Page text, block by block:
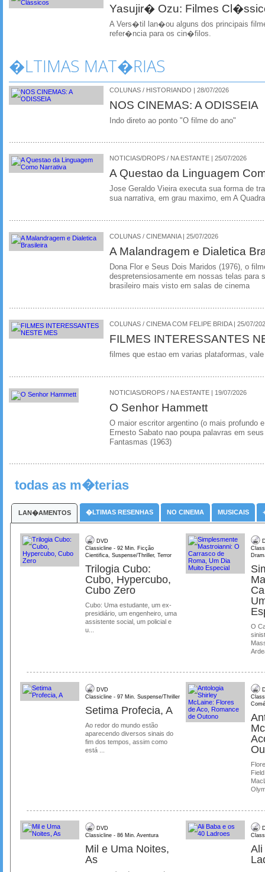
Yasujir� Ozu: Filmes
A Vers�til lan�ou alguns dos principais
refer�ncia para os cin�filos.
�LTIMAS MAT�RIAS
COLUNAS / HISTORIANDO | 28/07/2026
NOS CINEMAS: A ODISSEIA
Indo direto ao ponto "O filme do ano"
NOTICIAS/DROPS / NA ESTANTE | 25/07/2026
A Questao da Linguagem
Jose Geraldo Vieira executa sua forma de
sua narrativa, em grau maximo, em A
COLUNAS / CINEMANIA | 25/07/2026
A Malandragem e Dialetica
Dona Flor e Seus Dois Maridos (1976), o
despretensiosamente em nossas telas para
brasileiro mais visto em salas de cinema
COLUNAS / CINEMA COM FELIPE BRIDA | 25/07/
FILMES INTERESSANTES
filmes que estao em varias plataformas,
NOTICIAS/DROPS / NA ESTANTE | 19/07/2026
O Senhor Hammett
O maior escritor argentino (o mais profundo
Ernesto Sabato nao poupa palavras em
Fantasmas (1963)
todas as m�terias
LAN�AMENTOS �LTIMAS RESENHAS NO CINEMA MUSICAIS
DVD
Classicline - 92 Min. Ficção
Cientifica, Suspense/Thriller, Terror
Trilogia Cubo:
Cubo, Hypercubo,
Cubo Zero
Cubo: Uma estudante, um ex-
presidiário, um engenheiro, uma
assistente social, um policial e
u...
O
DVD
Classicline - 97 Min. Suspense/Thriller
Setima Profecia, A
Ao redor do mundo estão
aparecendo diversos sinais do
fim dos tempos, assim como
está ...
DVD
Classicline - 86 Min. Aventura
Mil e Uma Noites,
As
Ali